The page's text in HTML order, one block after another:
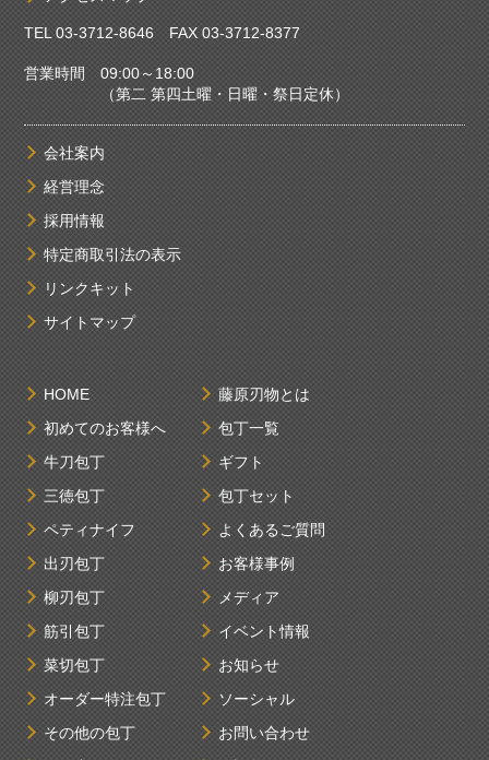
TEL03-3712-8646FAX 03-3712-8377
営業時間 09:00～18:00
（第二 第四土曜・日曜・祭日定休）
会社案内
経営理念
採用情報
特定商取引法の表示
リンクキット
サイトマップ
HOME
初めてのお客様へ
牛刀包丁
三徳包丁
ペティナイフ
出刃包丁
柳刃包丁
筋引包丁
菜切包丁
オーダー特注包丁
その他の包丁
藤原刃物とは
包丁一覧
ギフト
包丁セット
よくあるご質問
お客様事例
メディア
イベント情報
お知らせ
ソーシャル
お問い合わせ